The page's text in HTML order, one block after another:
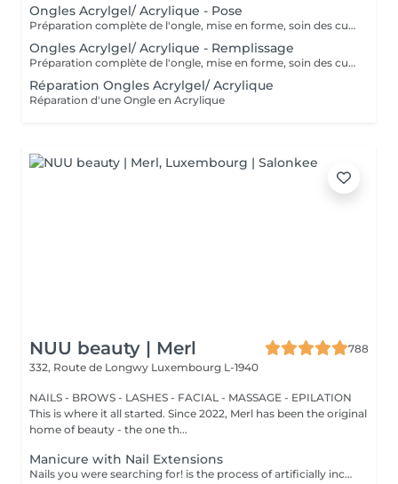
Ongles Acrylgel/ Acrylique - Pose
Préparation complète de l'ongle, mise en forme, soin des cuticules et pose acrylique avec la couleur de votre choix.
Ongles Acrylgel/ Acrylique - Remplissage
Préparation complète de l'ongle, mise en forme, soin des cuticules et remplissage acrylique avec la couleur de votre choix.
Réparation Ongles Acrylgel/ Acrylique
Réparation d'une Ongle en Acrylique
NUU beauty | Merl
788
332, Route de Longwy Luxembourg L-1940
NAILS - BROWS - LASHES - FACIAL - MASSAGE - EPILATION
This is where it all started. Since 2022, Merl has been the original
home of beauty - the one th...
Manicure with Nail Extensions
Nails you were searching for! is the process of artificially increasing the length of the nail using polygel material in order to correct the defects of the natural nail delamination and weakness of the nail plate. Our masters do edged, hardware, or combined manicure. How is polygel extension done? - removal of an old semi-permanent (if needed) - rough skin is removed - the shape of the nail plate is corrected - the cuticle and side ridges are corrected - polygel is applied - semi-permanent (gel) polish is applied - cuticle oil and hand cream are applied Age restrictions: recommended to do from 16 years. Post procedure recommendations: there are no post recommendations for this procedure. Frequency: once in 3 weeks.